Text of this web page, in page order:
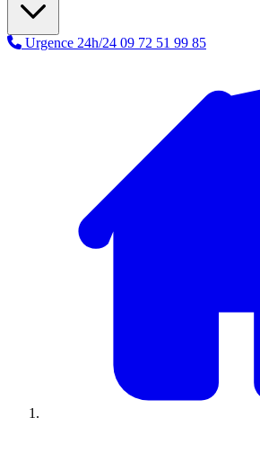
Urgence 24h/24 09 72 51 99 85